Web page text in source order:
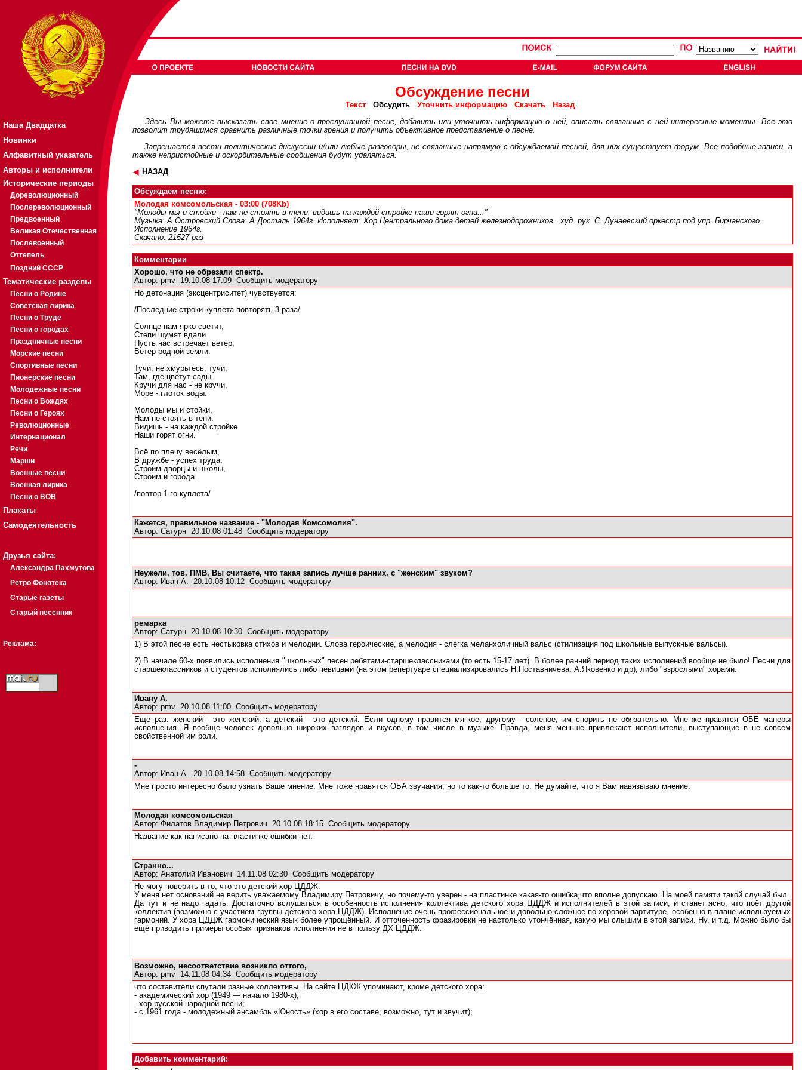
Наша Двадцатка
Новинки
Алфавитный указатель
Авторы и исполнители
Исторические периоды
Дореволюционный
Послереволюционный
Предвоенный
Великая Отечественная
Послевоенный
Оттепель
Поздний СССР
Тематические разделы
Песни о Родине
Советская лирика
Песни о Труде
Песни о городах
Праздничные песни
Морские песни
Спортивные песни
Пионерские песни
Молодежные песни
Песни о Вождях
Песни о Героях
Революционные
Интернационал
Речи
Марши
Военные песни
Военная лирика
Песни о ВОВ
Плакаты
Самодеятельность
Друзья сайта:
Александра Пахмутова
Ретро Фонотека
Старые газеты
Старый песенник
Реклама:
Обсуждение песни
Текст Обсудить Уточнить информацию Скачать
Назад
Здесь Вы можете высказать свое мнение о прослушанной песне, добавить или уточнить информацию о ней, описать связанные с ней интересные моменты. Все это
позволит трудящимся сравнить различные точки зрения и получить объективное представление о песне.
Запрещается вести политические дискуcсии и/или любые разговоры, не связанные напрямую с обсуждаемой песней, для них существует форум. Все подобные записи, а
также непристойные и оскорбительные сообщения будут удаляться.
НАЗАД
Обсуждаем песню:
Молодая комсомольская - 03:00 (708Kb)
"Молоды мы и стойки - нам не стоять в тени, видишь на каждой стройке наши горят огни..."
Музыка: А.Островский Слова: А.Досталь 1964г. Исполняет: Хор Центрального дома детей железнодорожников . худ. рук. С. Дунаевский.оркестр под упр .Бирчанского.
Исполнение 1964г.
Скачано: 21527 раз
Комментарии
Хорошо, что не обрезали спектр.
Автор: pmv 19.10.08 17:09 Сообщить модератору
Но детонация (эксцентриситет) чувствуется:
/Последние строки куплета повторять 3 раза/
Солнце нам ярко светит,
Степи шумят вдали.
Пусть нас встречает ветер,
Ветер родной земли.
Тучи, не хмурьтесь, тучи,
Там, где цветут сады.
Кручи для нас - не кручи,
Море - глоток воды.
Молоды мы и стойки,
Нам не стоять в тени.
Видишь - на каждой стройке
Наши горят огни.
Всё по плечу весёлым,
В дружбе - успех труда.
Строим дворцы и школы,
Строим и города.
/повтор 1-го куплета/
Кажется, правильное название - "Молодая Комсомолия".
Автор: Сатурн 20.10.08 01:48 Сообщить модератору
Неужели, тов. ПМВ, Вы считаете, что такая запись лучше ранних, с "женским" звуком?
Автор: Иван А. 20.10.08 10:12 Сообщить модератору
ремарка
Автор: Сатурн 20.10.08 10:30 Сообщить модератору
1) В этой песне есть нестыковка стихов и мелодии. Слова героические, а мелодия - слегка меланхоличный вальс (стилизация под школьные выпускные вальсы).
2) В начале 60-х появились исполнения "школьных" песен ребятами-старшеклассниками (то есть 15-17 лет). В более ранний период таких исполнений вообще не было! Песни для
старшеклассников и студентов исполнялись либо певицами (на этом репертуаре специализировались Н.Поставничева, А.Яковенко и др), либо "взрослыми" хорами.
Ивану А.
Автор: pmv 20.10.08 11:00 Сообщить модератору
Ещё раз: женский - это женский, а детский - это детский. Если одному нравится мягкое, другому - солёное, им спорить не обязательно. Мне же нравятся ОБЕ манеры
исполнения. Я вообще человек довольно широких взглядов и вкусов, в том числе в музыке. Правда, меня меньше привлекают исполнители, выступающие в не совсем
свойственной им роли.
-
Автор: Иван А. 20.10.08 14:58 Сообщить модератору
Мне просто интересно было узнать Ваше мнение. Мне тоже нравятся ОБА звучания, но то как-то больше то. Не думайте, что я Вам навязываю мнение.
Молодая комсомольская
Автор: Филатов Владимир Петрович 20.10.08 18:15 Сообщить модератору
Название как написано на пластинке-ошибки нет.
Странно...
Автор: Анатолий Иванович 14.11.08 02:30 Сообщить модератору
Не могу поверить в то, что это детский хор ЦДДЖ.
У меня нет оснований не верить уважаемому Владимиру Петровичу, но почему-то уверен - на пластинке какая-то ошибка,что вполне допускаю. На моей памяти такой случай был.
Да тут и не надо гадать. Достаточно вслушаться в особенность исполнения коллектива детского хора ЦДДЖ и исполнителей в этой записи, и станет ясно, что поёт другой
коллектив (возможно с участием группы детского хора ЦДДЖ). Исполнение очень профессиональное и довольно сложное по хоровой партитуре, особенно в плане используемых
гармоний. У хора ЦДДЖ гармонический язык более упрощённый. И отточенность фразировки не настолько утончённая, какую мы слышим в этой записи. Ну, и т.д. Можно было бы
ещё приводить примеры особых признаков исполнения не в пользу ДХ ЦДДЖ.
Возможно, несоответствие возникло оттого,
Автор: pmv 14.11.08 04:34 Сообщить модератору
что составители спутали разные коллективы. На сайте ЦДКЖ упоминают, кроме детского хора:
- академический хор (1949 — начало 1980-х);
- хор русской народной песни;
- с 1961 года - молодежный ансамбль «Юность» (хор в его составе, возможно, тут и звучит);
Добавить комментарий: